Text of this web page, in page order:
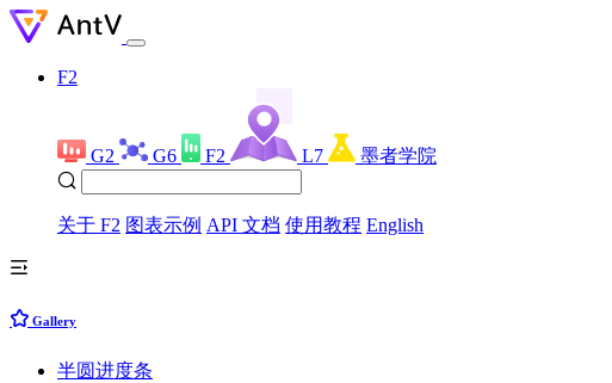
F2
G2 G6 F2 L7 墨者学院
关于 F2 图表示例 API 文档 使用教程 English
Gallery
半圆进度条